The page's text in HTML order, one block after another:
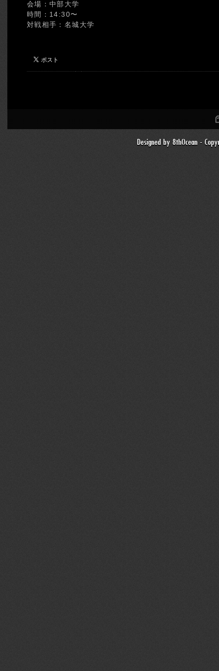
会場：中部大学
時間：14:30〜
対戦相手：名城大学